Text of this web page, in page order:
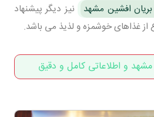
افشین مشهد
نیز دیگر پیشنهاد
از غذاهای خوشمزه و لذیذ می باشد.
و اطلاعاتی کامل و دقیق